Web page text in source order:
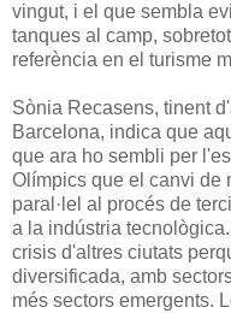
vingut, i el que sembla
tanques al camp,
referència en el turisme
Sònia Recasens, tinent
Barcelona, indica que
que ara ho sembli per
Olímpics que el canvi de
paral·lel al procés de
a la indústria
crisis d'altres ciutats
diversificada, amb
més sectors emergents.